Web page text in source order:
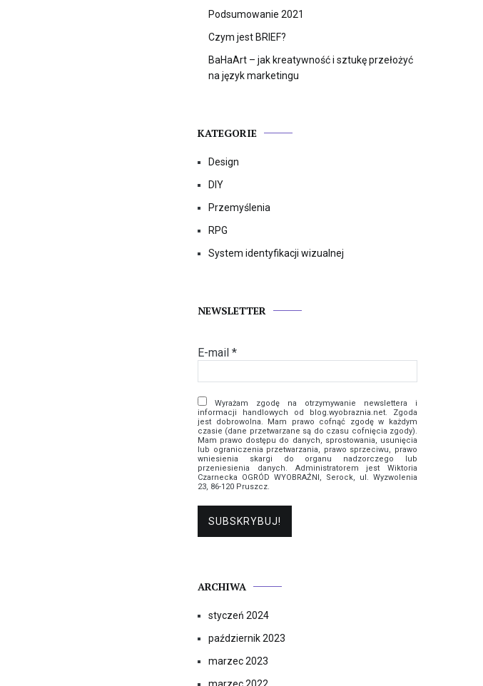
Podsumowanie 2021
Czym jest BRIEF?
BaHaArt – jak kreatywność i sztukę przełożyć
na język marketingu
KATEGORIE
Design
DIY
Przemyślenia
RPG
System identyfikacji wizualnej
NEWSLETTER
E-mail *
Wyrażam zgodę na otrzymywanie newslettera i
informacji handlowych od blog.wyobraznia.net. Zgoda
jest dobrowolna. Mam prawo cofnąć zgodę w każdym
czasie (dane przetwarzane są do czasu cofnięcia zgody).
Mam prawo dostępu do danych, sprostowania, usunięcia
lub ograniczenia przetwarzania, prawo sprzeciwu, prawo
wniesienia skargi do organu nadzorczego lub
przeniesienia danych. Administratorem jest Wiktoria
Czarnecka OGRÓD WYOBRAŹNI, Serock, ul. Wyzwolenia
23, 86-120 Pruszcz.
ARCHIWA
styczeń 2024
październik 2023
marzec 2023